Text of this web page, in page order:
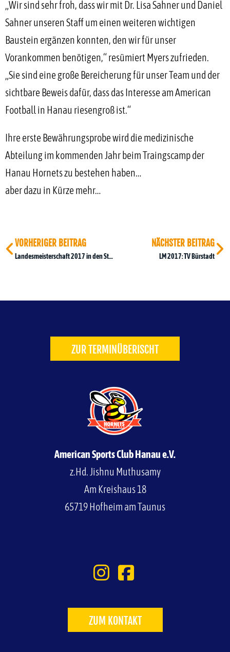
„Wir sind sehr froh, dass wir mit Dr. Lisa Sahner und Daniel
Sahner unseren Staff um einen weiteren wichtigen
Baustein ergänzen konnten, den wir für unser
Vorankommen benötigen,“ resümiert Myers zufrieden.
„Sie sind eine große Bereicherung für unser Team und der
sichtbare Beweis dafür, dass das Interesse am American
Football in Hanau riesengroß ist.“
Ihre erste Bewährungsprobe wird die medizinische
Abteilung im kommenden Jahr beim Traingscamp der
Hanau Hornets zu bestehen haben…
aber dazu in Kürze mehr…
VORHERIGER BEITRAG
Landesmeisterschaft 2017 in den Startlöchern
NÄCHSTER BEITRAG
LM 2017: TV Bürstadt
ZUR TERMINÜBERISCHT
American Sports Club Hanau e.V.
z.Hd. Jishnu Muthusamy
Am Kreishaus 18
65719 Hofheim am Taunus
ZUM KONTAKT